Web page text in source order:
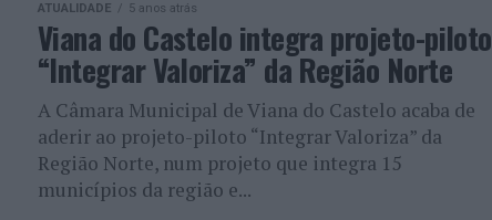
ATUALIDADE 5 anos atrás
Viana do Castelo integra projeto-piloto
“Integrar Valoriza” da Região Norte
A Câmara Municipal de Viana do Castelo acaba de
aderir ao projeto-piloto “Integrar Valoriza” da
Região Norte, num projeto que integra 15
municípios da região e...